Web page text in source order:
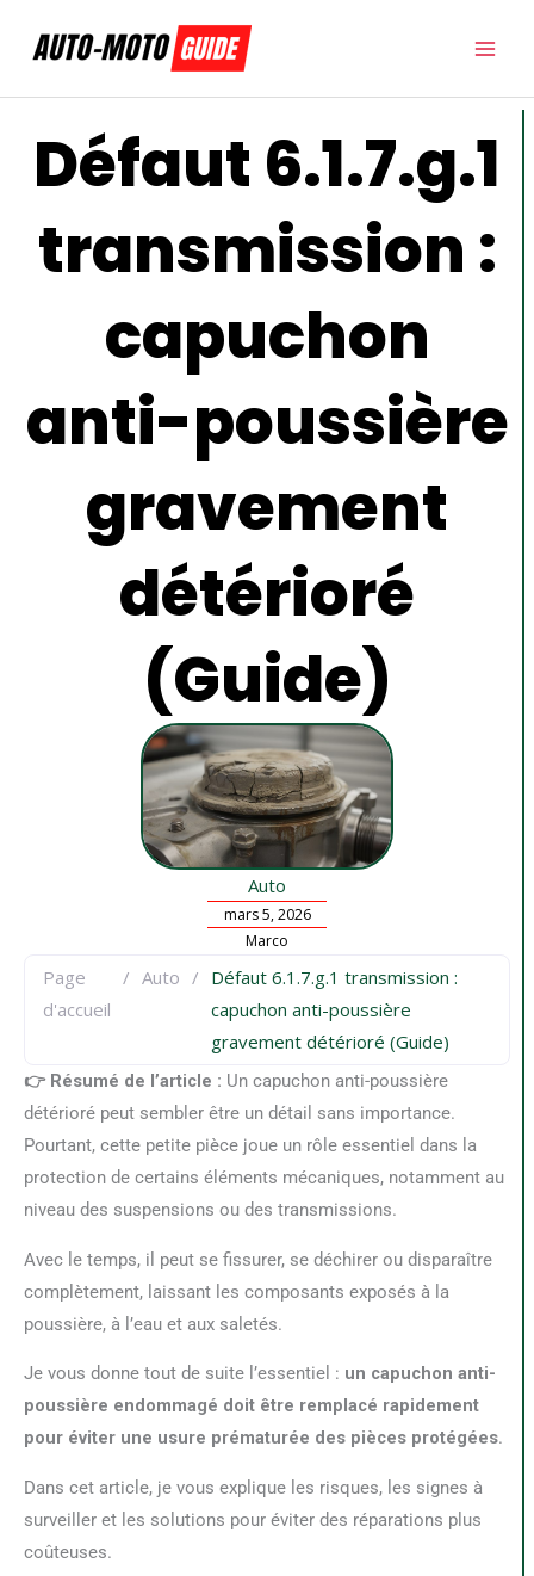
Défaut 6.1.7.g.1
transmission :
capuchon
anti-poussière
gravement
détérioré
(Guide)
Auto
mars 5, 2026
Marco
Page
d'accueil
/ Auto / Défaut 6.1.7.g.1 transmission :
capuchon anti-poussière
gravement détérioré (Guide)
👉 Résumé de l’article : Un capuchon anti-poussière
détérioré peut sembler être un détail sans importance.
Pourtant, cette petite pièce joue un rôle essentiel dans la
protection de certains éléments mécaniques, notamment au
niveau des suspensions ou des transmissions.
Avec le temps, il peut se fissurer, se déchirer ou disparaître
complètement, laissant les composants exposés à la
poussière, à l’eau et aux saletés.
Je vous donne tout de suite l’essentiel : un capuchon anti-
poussière endommagé doit être remplacé rapidement
pour éviter une usure prématurée des pièces protégées.
Dans cet article, je vous explique les risques, les signes à
surveiller et les solutions pour éviter des réparations plus
coûteuses.